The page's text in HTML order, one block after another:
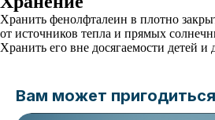
Хранить фенолфталеин в плотно
от источников тепла и прямых
Хранить его вне досягаемости детей
Вам может пригодиться